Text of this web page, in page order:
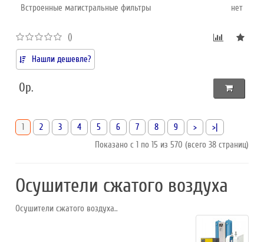
Встроенные магистральные фильтры нет
()
Нашли дешевле?
0р.
1 2 3 4 5 6 7 8 9 >
>|
Показано с 1 по 15 из 570 (всего 38 страниц)
Осушители сжатого воздуха
Осушители сжатого воздуха..